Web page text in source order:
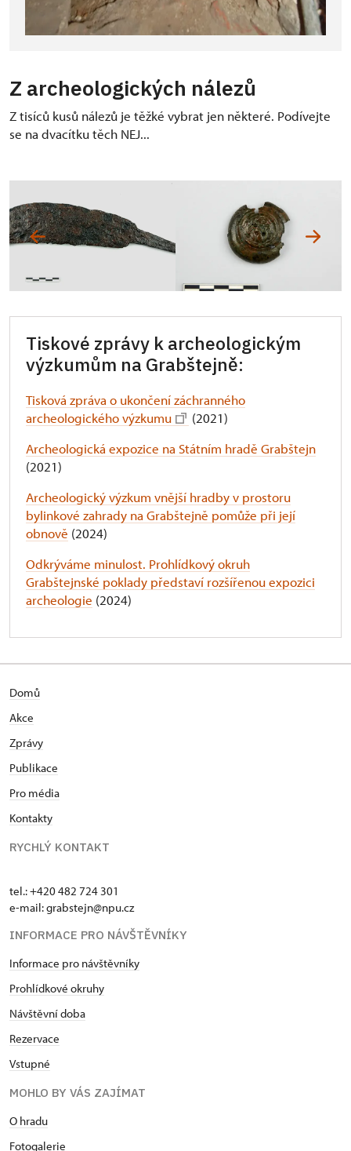
Z archeologických nálezů
Z tisíců kusů nálezů je těžké vybrat jen některé. Podívejte
se na dvacítku těch NEJ...
Tiskové zprávy k archeologickým
výzkumům na Grabštejně:
Tisková zpráva o ukončení záchranného
archeologického výzkumu
(2021)
Archeologická expozice na Státním hradě Grabštejn
(2021)
Archeologický výzkum vnější hradby v prostoru
bylinkové zahrady na Grabštejně pomůže při její
obnově (2024)
Odkrýváme minulost. Prohlídkový okruh
Grabštejnské poklady představí rozšířenou expozici
archeologie (2024)
Domů
Akce
Zprávy
Publikace
Pro média
Kontakty
RYCHLÝ KONTAKT
tel.: +420 482 724 301
e-mail: grabstejn@npu.cz
INFORMACE PRO NÁVŠTĚVNÍKY
Informace pro návštěvníky
Prohlídkové okruhy
Návštěvní doba
Rezervace
Vstupné
MOHLO BY VÁS ZAJÍMAT
O hradu
Fotogalerie